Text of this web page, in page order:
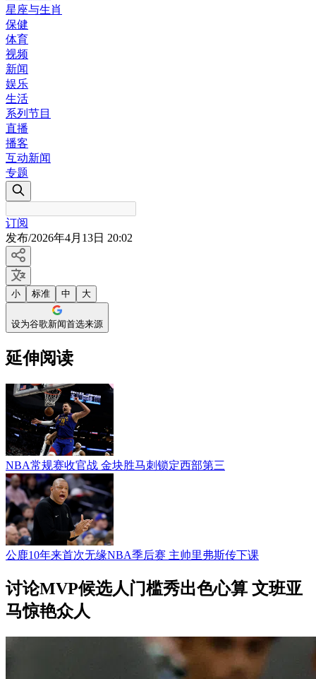
星座与生肖
保健
体育
视频
新闻
娱乐
生活
系列节目
直播
播客
互动新闻
专题
订阅
发布/2026年4月13日 20:02
小 标准 中 大
设为谷歌新闻首选来源
延伸阅读
NBA常规赛收官战 金块胜马刺锁定西部第三
公鹿10年来首次无缘NBA季后赛 主帅里弗斯传下课
讨论MVP候选人门槛秀出色心算 文班亚
马惊艳众人